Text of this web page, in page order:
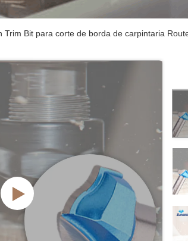
Trim Bit para corte de borda de carpintaria